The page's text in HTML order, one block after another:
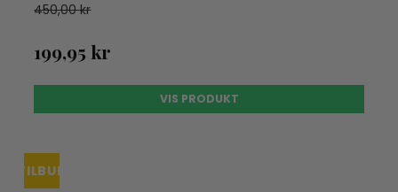
450,00 kr
199,95 kr
VIS PRODUKT
TILBUD